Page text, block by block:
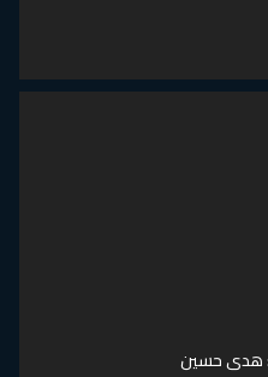
هدى حسين